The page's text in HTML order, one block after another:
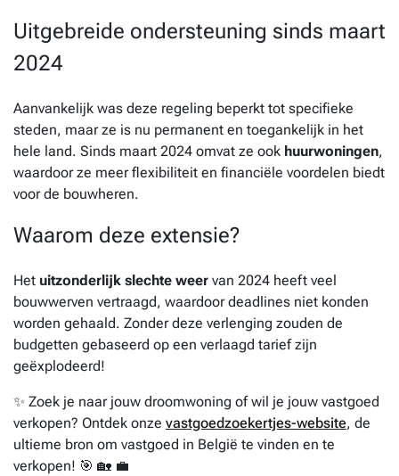
Uitgebreide ondersteuning sinds maart
2024
Aanvankelijk was deze regeling beperkt tot specifieke
steden, maar ze is nu permanent en toegankelijk in het
hele land. Sinds maart 2024 omvat ze ook huurwoningen,
waardoor ze meer flexibiliteit en financiële voordelen biedt
voor de bouwheren.
Waarom deze extensie?
Het uitzonderlijk slechte weer van 2024 heeft veel
bouwwerven vertraagd, waardoor deadlines niet konden
worden gehaald. Zonder deze verlenging zouden de
budgetten gebaseerd op een verlaagd tarief zijn
geëxplodeerd!
✨ Zoek je naar jouw droomwoning of wil je jouw vastgoed
verkopen? Ontdek onze vastgoedzoekertjes-website, de
ultieme bron om vastgoed in België te vinden en te
verkopen! 🎯 🏡 💼